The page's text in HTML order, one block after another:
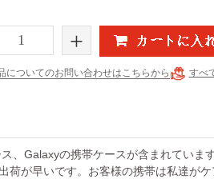
+
についてのお問い合わせはこちらから すべ
、Galaxyの携帯ケースが含まれていま
が早いです。お客様の携帯は私達がケ